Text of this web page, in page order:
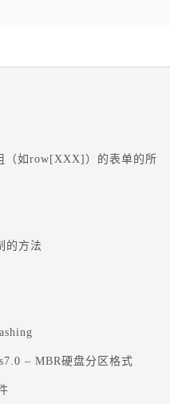
（如row[XXX]）的表单的所有
的方法
– MBR硬盘分区格式